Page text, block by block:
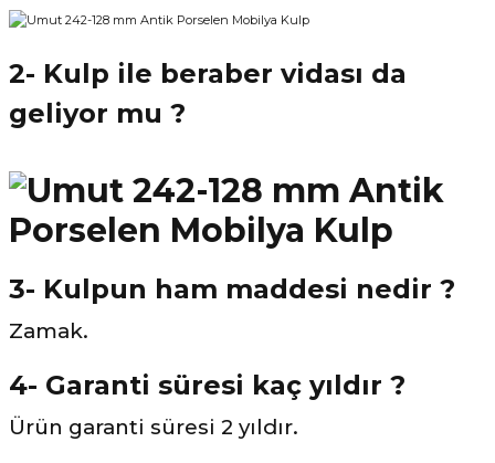
2- Kulp ile beraber vidası da
geliyor mu ?
3- Kulpun ham maddesi nedir ?
Zamak.
4- Garanti süresi kaç yıldır ?
Ürün garanti süresi 2 yıldır.